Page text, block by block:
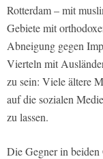
Rotterdam – mit
Gebiete mit
Abneigung gegen
Vierteln mit
zu sein: Viele ältere
auf die sozialen
zu lassen.
Die Gegner in beiden